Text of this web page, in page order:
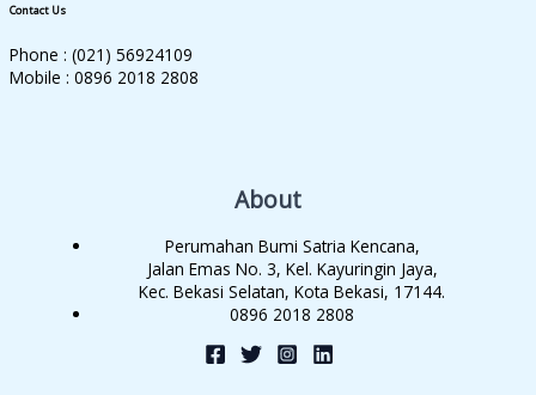
Contact Us
Phone : (021) 56924109
Mobile : 0896 2018 2808
About
Perumahan Bumi Satria Kencana,
Jalan Emas No. 3, Kel. Kayuringin Jaya,
Kec. Bekasi Selatan, Kota Bekasi, 17144.
0896 2018 2808